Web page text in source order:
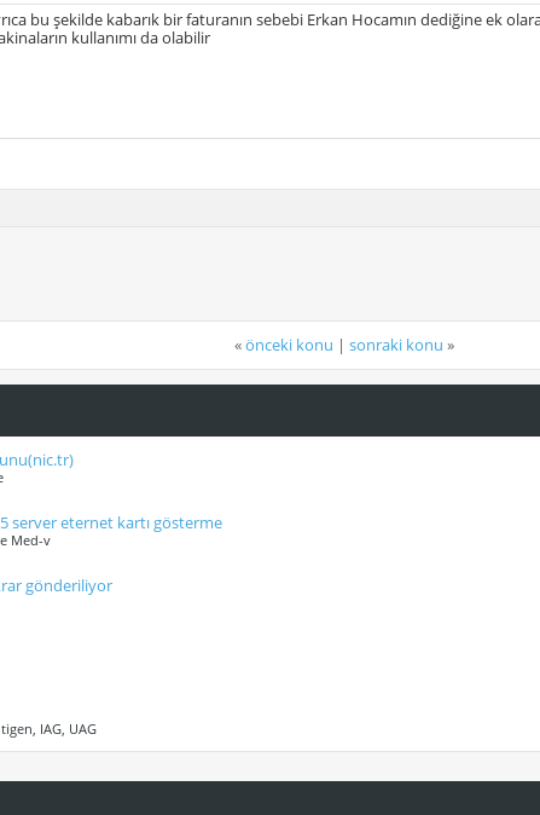
bu şekilde kabarık bir faturanın sebebi Erkan Hocamın dediğine ek
kullanımı da olabilir
«önceki konu | sonraki konu »
server eternet kartı gösterme
Med-v
gönderiliyor
IAG, UAG